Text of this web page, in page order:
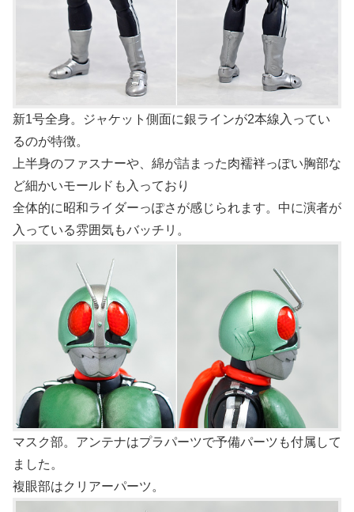
新1号全身。ジャケット側面に銀ラインが2本線入ってい
るのが特徴。
上半身のファスナーや、綿が詰まった肉襦袢っぽい胸部な
ど細かいモールドも入っており
全体的に昭和ライダーっぽさが感じられます。中に演者が
入っている雰囲気もバッチリ。
マスク部。アンテナはプラパーツで予備パーツも付属して
ました。
複眼部はクリアーパーツ。